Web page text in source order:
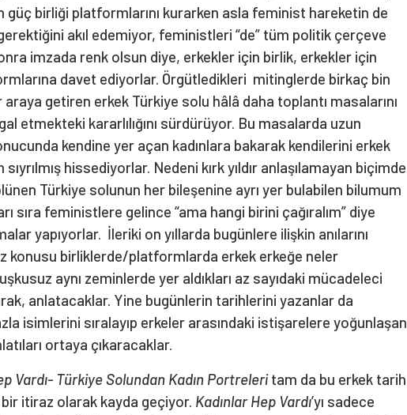
güç birliği platformlarını kurarken asla feminist hareketin de
gerektiğini akıl edemiyor, feministleri “de” tüm politik çerçeve
imzada renk olsun diye, erkekler için birlik, erkekler için
davet ediyorlar. Örgütledikleri mitinglerde birkaç bin
getiren erkek Türkiye solu hâlâ daha toplantı masalarını
etmekteki kararlılığını sürdürüyor. Bu masalarda uzun
kendine yer açan kadınlara bakarak kendilerini erkek
hissediyorlar. Nedeni kırk yıldır anlaşılamayan biçimde
Türkiye solunun her bileşenine ayrı yer bulabilen bilumum
sıra feministlere gelince “ama hangi birini çağıralım” diye
yapıyorlar. İleriki on yıllarda bugünlere ilişkin anılarını
konusu birliklerde/platformlarda erkek erkeğe neler
aynı zeminlerde yer aldıkları az sayıdaki mücadeleci
anlatacaklar. Yine bugünlerin tarihlerini yazanlar da
isimlerini sıralayıp erkeler arasındaki istişarelere yoğunlaşan
ortaya çıkaracaklar.
Vardı- Türkiye Solundan Kadın Portreleritam da bu erkek tarih
bir itiraz olarak kayda geçiyor. Kadınlar Hep Vardı’yı sadece